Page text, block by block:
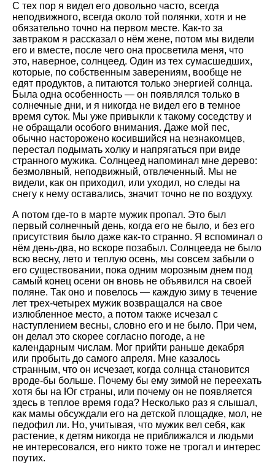
С тех пор я видел его довольно часто, всегда
неподвижного, всегда около той полянки, хотя и не
обязательно точно на первом месте. Как-то за
завтраком я рассказал о нём жене, потом мы видели
его и вместе, после чего она просветила меня, что
это, наверное, солнцеед. Один из тех сумасшедших,
которые, по собственным заверениям, вообще не
едят продуктов, а питаются только энергией солнца.
Была одна особенность — он появлялся только в
солнечные дни, и я никогда не видел его в темное
время суток. Мы уже привыкли к такому соседству и
не обращали особого внимания. Даже мой пес,
обычно насторожено косившийся на незнакомцев,
перестал подымать холку и напрягаться при виде
странного мужика. Солнцеед напоминал мне дерево:
безмолвный, неподвижный, отвлеченный. Мы не
видели, как он приходил, или уходил, но следы на
снегу к нему оставались, значит точно не по воздуху.
А потом где-то в марте мужик пропал. Это был
первый солнечный день, когда его не было, и без его
присутствия было даже как-то странно. Я вспоминал о
нём день-два, но вскоре позабыл. Солнцееда не было
всю весну, лето и теплую осень, мы совсем забыли о
его существовании, пока одним морозным днем под
самый конец осени он вновь не объявился на своей
поляне. Так оно и повелось — каждую зиму в течение
лет трех-четырех мужик возвращался на свое
излюбленное место, а потом также исчезал с
наступлением весны, словно его и не было. При чем,
он делал это скорее согласно погоде, а не
календарным числам. Мог прийти раньше декабря
или пробыть до самого апреля. Мне казалось
странным, что он исчезает, когда солнца становится
вроде-бы больше. Почему бы ему зимой не переехать
хотя бы на Юг страны, или почему он не появляется
здесь в теплое время года? Несколько раз я слышал,
как мамы обсуждали его на детской площадке, мол, не
педофил ли. Но, учитывая, что мужик вел себя, как
растение, к детям никогда не приближался и людьми
не интересовался, его никто тоже не трогал и интерес
поутих.